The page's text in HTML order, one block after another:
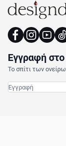
Εγγραφή
Το σπίτι των